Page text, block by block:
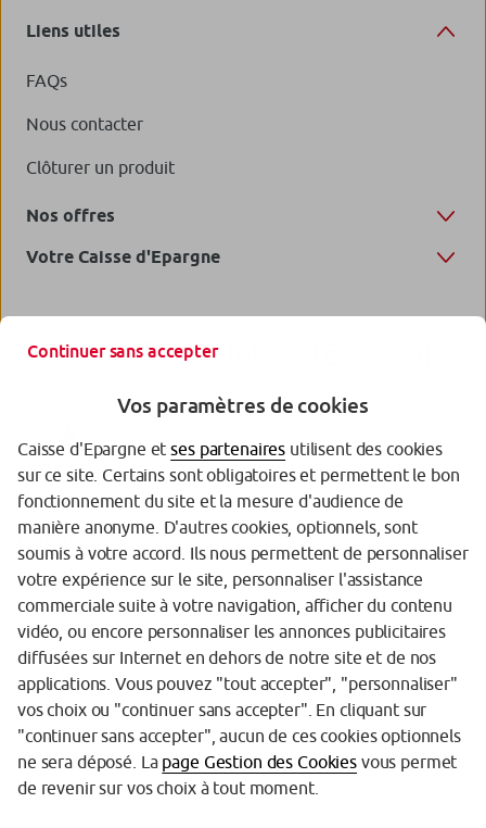
Liens utiles
FAQs
Nous contacter
Clôturer un produit
Nos offres
Votre Caisse d'Epargne
Garantie des Dépôts
Protection des données personnelles
Politique cookies
Sécurité
Tarifs
Mentions légales
Réglementation
Continuer sans accepter
Vos paramètres de cookies
Caisse d'Epargne etses partenaires utilisent des cookies
sur ce site. Certains sont obligatoires et permettent le bon
fonctionnement du site et la mesure d'audience de
manière anonyme. D'autres cookies, optionnels, sont
soumis à votre accord. Ils nous permettent de personnaliser
votre expérience sur le site, personnaliser l'assistance
commerciale suite à votre navigation, afficher du contenu
vidéo, ou encore personnaliser les annonces publicitaires
diffusées sur Internet en dehors de notre site et de nos
applications. Vous pouvez "tout accepter", "personnaliser"
vos choix ou "continuer sans accepter". En cliquant sur
"continuer sans accepter", aucun de ces cookies optionnels
ne sera déposé. La page Gestion des Cookiesvous permet
de revenir sur vos choix à tout moment.